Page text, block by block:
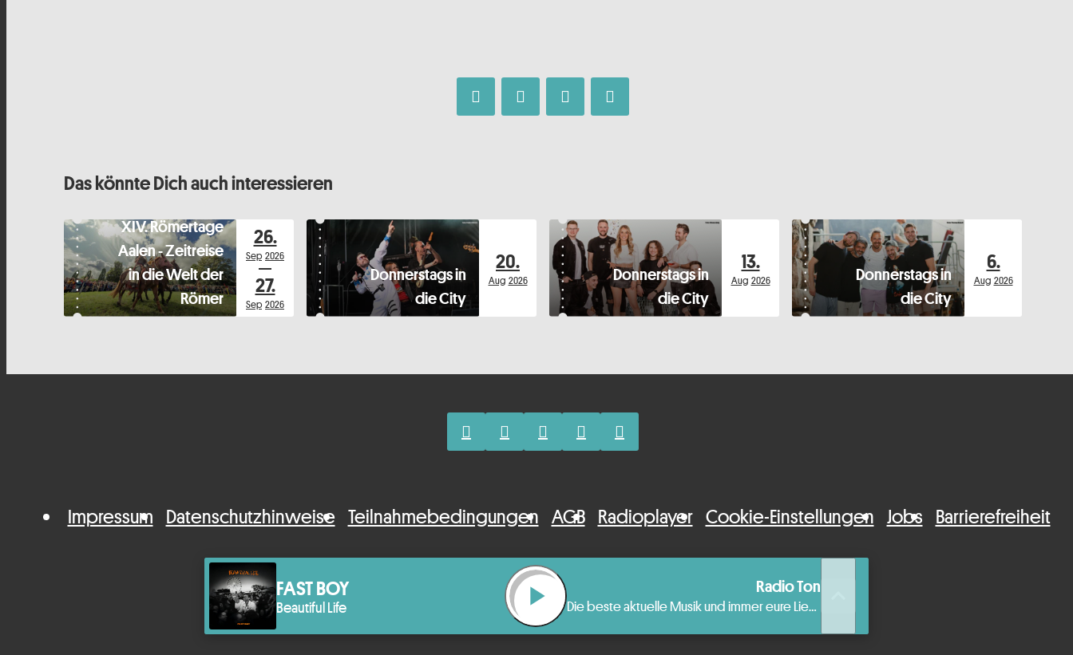
Das könnte Dich auch interessieren
XIV. Römertage
Aalen - Zeitreise
in die Welt der
Römer
26.
Sep 2026
27.
Sep 2026
Donnerstags in
die City
20.
Aug 2026
Donnerstags in
die City
13.
Aug 2026
Donnerstags in
die City
6.
Aug 2026
Impressum Datenschutzhinweise Teilnahmebedingungen AGB Radioplayer Cookie-Einstellungen Jobs Barrierefreiheit
FAST BOY
Beautiful Life play_arrow Radio Ton
Die beste aktuelle Musik und immer eure Lieblingshits.